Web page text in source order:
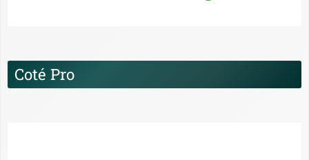
Coté Pro